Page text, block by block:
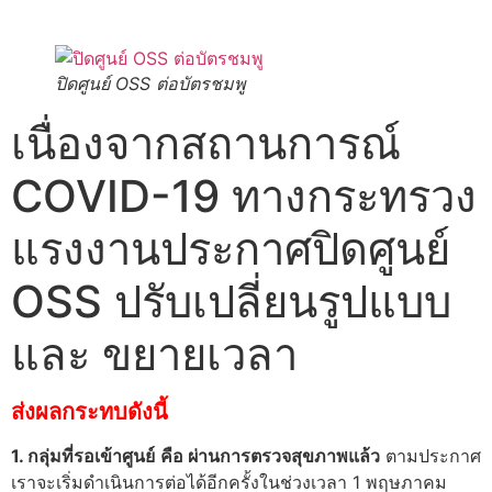
ปิดศูนย์ OSS ต่อบัตรชมพู
เนื่องจากสถานการณ์
COVID-19 ทางกระทรวง
แรงงานประกาศปิดศูนย์
OSS ปรับเปลี่ยนรูปแบบ
และ ขยายเวลา
ส่งผลกระทบดังนี้
1. กลุ่มที่รอเข้าศูนย์ คือ ผ่านการตรวจสุขภาพแล้ว ตามประกาศ
เราจะเริ่มดำเนินการต่อได้อีกครั้งในช่วงเวลา 1 พฤษภาคม